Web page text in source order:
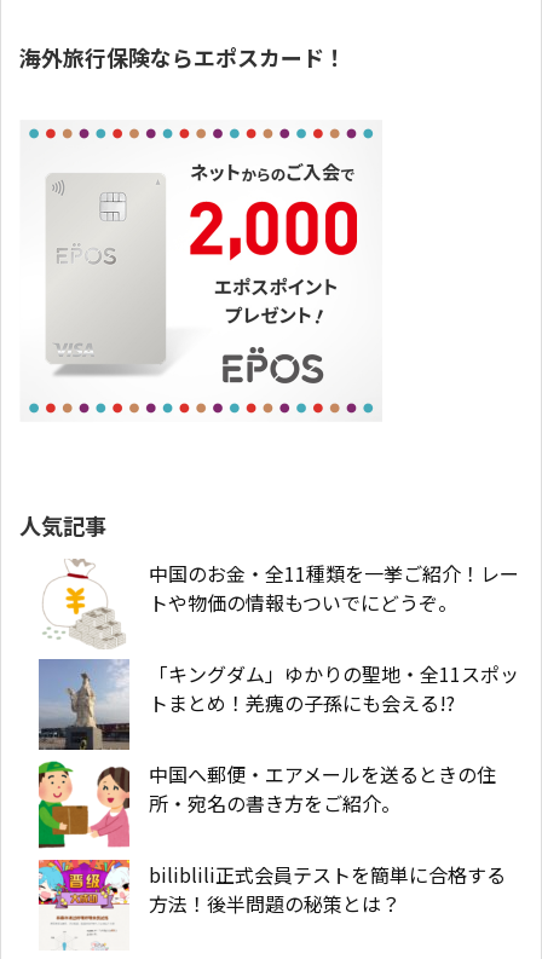
海外旅行保険ならエポスカード！
人気記事
中国のお金・全11種類を一挙ご紹介！レー
トや物価の情報もついでにどうぞ。
「キングダム」ゆかりの聖地・全11スポッ
トまとめ！羌瘣の子孫にも会える!?
中国へ郵便・エアメールを送るときの住
所・宛名の書き方をご紹介。
biliblili正式会員テストを簡単に合格する
方法！後半問題の秘策とは？